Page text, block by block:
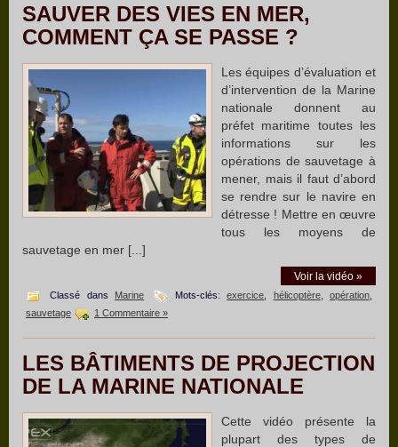
SAUVER DES VIES EN MER,
COMMENT ÇA SE PASSE ?
Les équipes d’évaluation et
d’intervention de la Marine
nationale donnent au
préfet maritime toutes les
informations sur les
opérations de sauvetage à
mener, mais il faut d’abord
se rendre sur le navire en
détresse ! Mettre en œuvre
tous les moyens de
sauvetage en mer [...]
Voir la vidéo »
Classé dans Marine Mots-clés:exercice hélicoptère, opération
sauvetage
1 Commentaire »
LES BÂTIMENTS DE PROJECTION
DE LA MARINE NATIONALE
Cette vidéo présente la
plupart des types de